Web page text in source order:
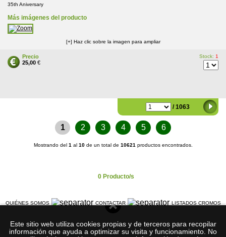
Este sitio web utiliza cookies propias y de terceros para recopilar
información que ayuda a optimizar su visita y funcionamiento. No
35th Aniversary
Más imágenes del producto
[+] Haz clic sobre la imagen para ampliar
Precio
25,00 €
Stock: 1
/ 1063
1 2 3 4 5 6
Mostrando del 1 al 10de un total de 10621 productos encontrados.
0 Producto/s
QUIÉNES SOMOS CONTACTAR
LISTADOS CROMOS
©Cromos-de-Futbol.com 2026